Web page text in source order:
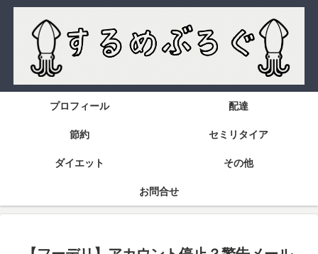
プロフィール 配達
節約 セミリタイア
ダイエット その他
お問合せ